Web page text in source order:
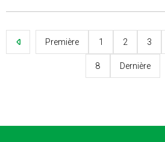
Première 1 2 3
8 Dernière